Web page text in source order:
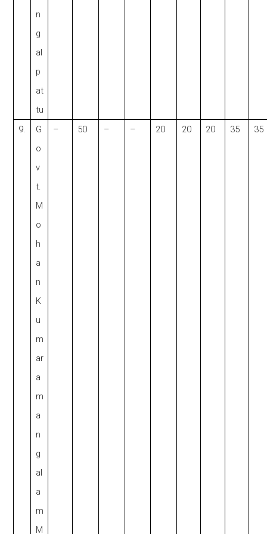
n
g
al
p
at
tu
9.
G
o
v
t.
M
o
h
a
n
K
u
m
ar
a
m
a
n
g
al
a
m
M
– 50 – – 20 20 20 35 35